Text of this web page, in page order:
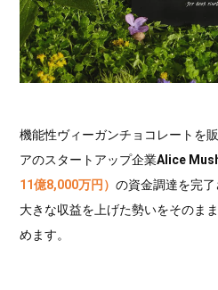
機能性ヴィーガンチョコレートを
アのスタートアップ企業Alice
11億8,000万円）の資金調達を完
大きな収益を上げた勢いをそのま
めます。